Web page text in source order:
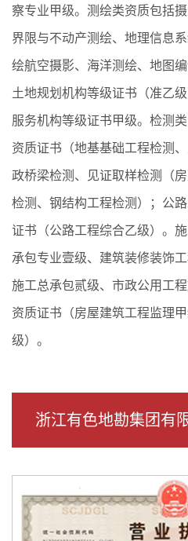
察专业甲级。测绘类资质包括
界限与不动产测绘、地理信息
绘航空摄影、海洋测绘、地图
土地规划机构等级证书（准乙
服务机构等级证书甲级。检测
资质证书（地基基础工程检测
政桥梁检测、见证取样检测（
检测、钢结构工程检测）；公
证书（公路工程综合乙级）。
承包专业壹级、建筑装修装饰
施工总承包贰级、市政公用工
资质证书（房屋建筑工程监理
级）。
浙江有色地勘集团有